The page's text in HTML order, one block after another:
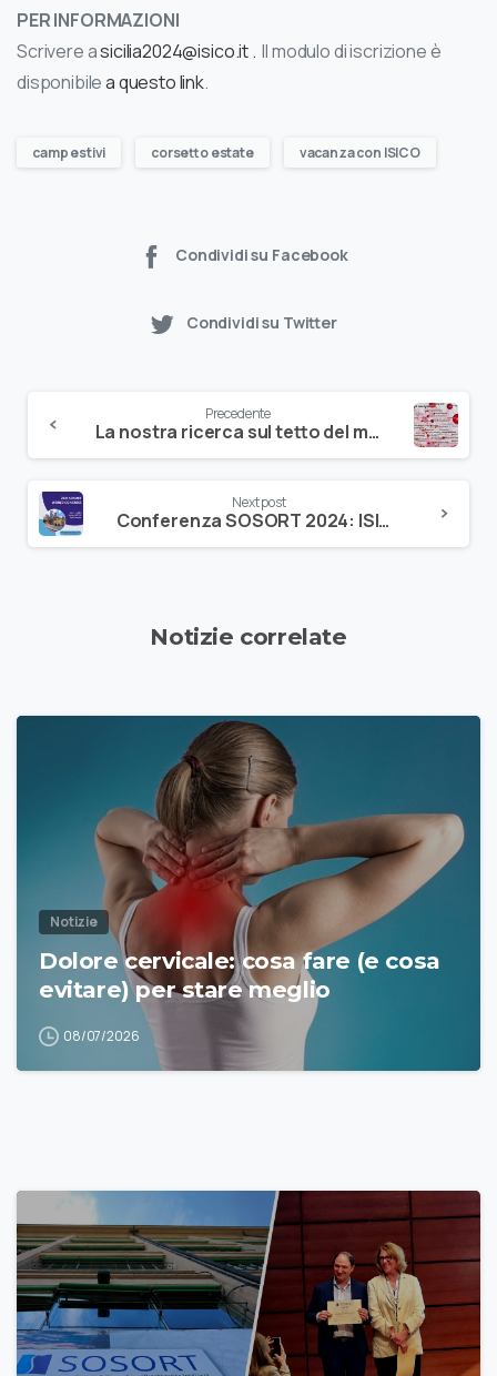
PER INFORMAZIONI
Scrivere asicilia2024@isico.it .Il modulo di iscrizione è
disponibilea questo link.
camp estivi corsetto estate vacanza con ISICO
Condividi su Facebook
Condividi su Twitter
Precedente
La nostra ricerca sul tetto del mondo
Next post
Conferenza SOSORT 2024: ISICO in prima fila
Notizie correlate
Notizie
Dolore cervicale: cosa fare (e cosa
evitare) per stare meglio
08/07/2026